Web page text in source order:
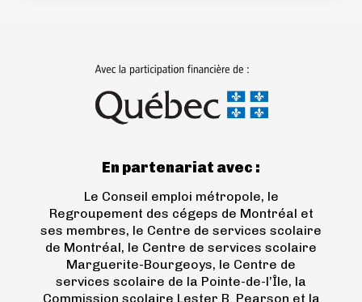
En partenariat avec :
Le Conseil emploi métropole, le
Regroupement des cégeps de Montréal et
ses membres, le Centre de services scolaire
de Montréal, le Centre de services scolaire
Marguerite-Bourgeoys, le Centre de
services scolaire de la Pointe-de-l’Île, la
Commission scolaire Lester B. Pearson et la